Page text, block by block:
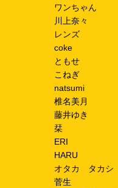
ワンちゃん
川上奈々
レンズ
coke
ともせ
こねぎ
natsumi
椎名美月
藤井ゆき
栞
ERI
HARU
オタカ タカシ
菅生